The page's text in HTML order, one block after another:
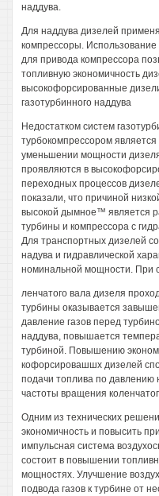
наддува.
Для наддува дизелей
компрессоры. Использование
для привода компрессора
топливную экономичность
высокофорсированные
газотурбинного наддува
Недостатком систем
турбокомпрессором
уменьшении мощности
проявляются в
переходных процессов
показали, что причиной
высокой дымное™ является
турбины и компрессора с
Для транспортных дизелей
надува и гидравлической
номинальной мощности. При
ленчатого вала дизеля
турбины оказывается
давление газов перед
наддува, повышается
турбиной. Повышению
кофорсировашшх дизелей
подачи топлива по давлению
частоты вращения
Одним из технических
экономичность и повысить
импульсная система
состоит в повышении
мощностях. Улучшение
подвода газов к турбине от